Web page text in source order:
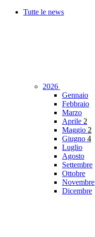
Tutte le news
2026
Gennaio
Febbraio
Marzo
Aprile 2
Maggio 2
Giugno 4
Luglio
Agosto
Settembre
Ottobre
Novembre
Dicembre